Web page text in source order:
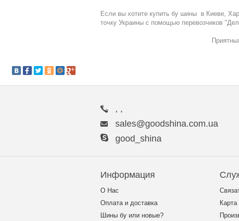
Если вы хотите купить бу шины в Киеве,
точку Украины с помощью перевозчиков
Приятных
, ,
sales@goodshina.com.ua
good_shina
Информация
О Нас
Оплата и доставка
Шины бу или новые?
Карта